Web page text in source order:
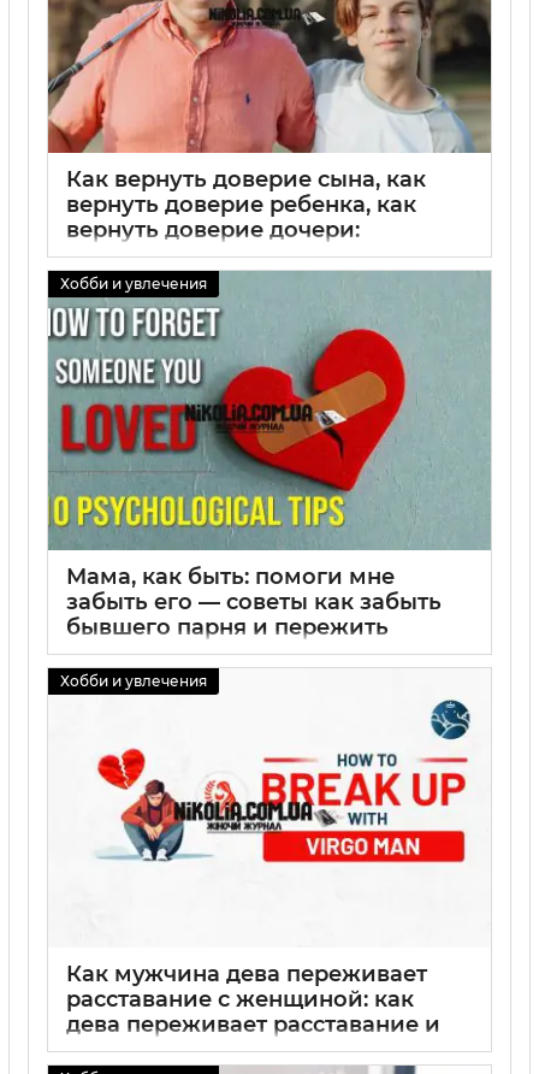
Как вернуть доверие сына, как
вернуть доверие ребенка, как
вернуть доверие дочери:
практические шаги родителей по
восстановлению доверия в семье
01 09 2025 0
Хобби и увлечения
Мама, как быть: помоги мне
забыть его — советы как забыть
бывшего парня и пережить
расставание
01 09 2025 0
Хобби и увлечения
Как мужчина дева переживает
расставание с женщиной: как
дева переживает расставание и
как мужчина дева переживает